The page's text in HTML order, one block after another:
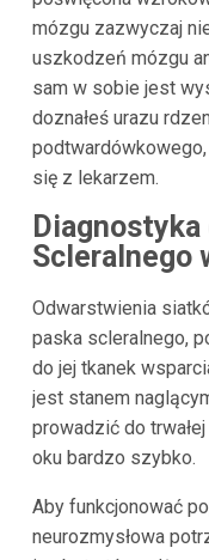
mózgu zazwyczaj
uszkodzeń mózgu
sam w sobie jest
doznałeś urazu
się z lekarzem.
Scleralnego
Odwarstwienia
paska scleralnego,
do jej tkanek
jest stanem
prowadzić do
oku bardzo szybko.
Aby funkcjonować
neurozmysłowa